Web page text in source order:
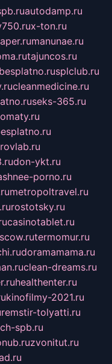
autodamp.ru
x-ton.ru
manunae.ru
tajuncos.ru
splclub.ru
cleanmedicine.ru
seks-365.ru
don-ykt.ru
porno.ru
metropoltravel.ru
rostotsky.ru
casinotablet.ru
termomur.ru
doramamama.ru
clean-dreams.ru
healthenter.ru
kinofilmy-2021.ru
remstir-tolyatti.ru
spb.ru
zvonitut.ru